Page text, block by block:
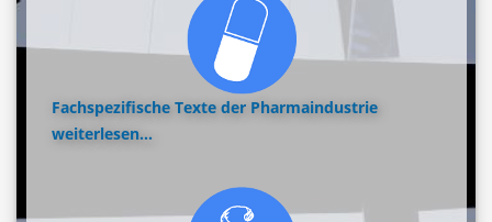
Fachspezifische Texte der Pharmaindustrie
weiterlesen...